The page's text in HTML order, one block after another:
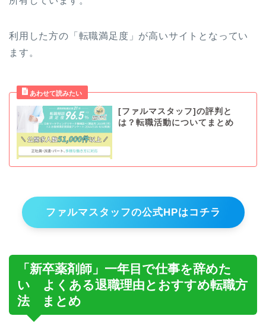
利用した方の「転職満足度」が高いサイトとなってい
ます。
[ファルマスタッフ]の評判と
は？転職活動についてまとめ
ファルマスタッフの公式HPはコチラ
「新卒薬剤師」一年目で仕事を辞めた
い よくある退職理由とおすすめ転職方
法 まとめ